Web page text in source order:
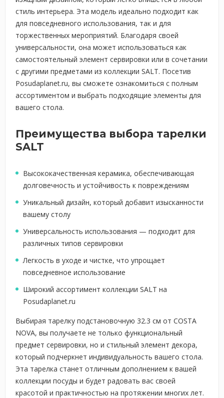
стиль интерьера. Эта модель идеально подходит как
для повседневного использования, так и для
торжественных мероприятий. Благодаря своей
универсальности, она может использоваться как
самостоятельный элемент сервировки или в сочетании
с другими предметами из коллекции SALT. Посетив
Posudaplanet.ru, вы сможете ознакомиться с полным
ассортиментом и выбрать подходящие элементы для
вашего стола.
Преимущества выбора тарелки
SALT
Высококачественная керамика, обеспечивающая
долговечность и устойчивость к повреждениям
Уникальный дизайн, который добавит изысканности
вашему столу
Универсальность использования — подходит для
различных типов сервировки
Легкость в уходе и чистке, что упрощает
повседневное использование
Широкий ассортимент коллекции SALT на
Posudaplanet.ru
Выбирая тарелку подстановочную 32.3 см от COSTA
NOVA, вы получаете не только функциональный
предмет сервировки, но и стильный элемент декора,
который подчеркнет индивидуальность вашего стола.
Эта тарелка станет отличным дополнением к вашей
коллекции посуды и будет радовать вас своей
красотой и практичностью на протяжении многих лет.